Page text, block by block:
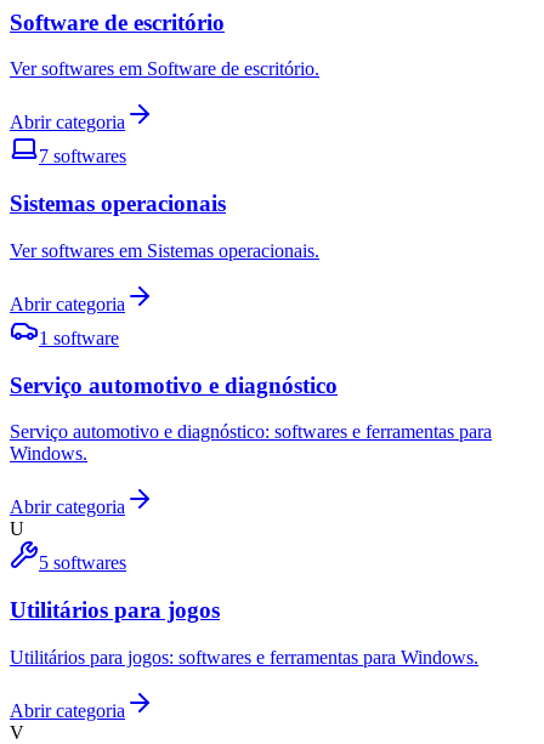
Software de escritório
Ver softwares em Software de escritório.
Abrir categoria
7 softwares
Sistemas operacionais
Ver softwares em Sistemas operacionais.
Abrir categoria
1 software
Serviço automotivo e diagnóstico
Serviço automotivo e diagnóstico: softwares e ferramentas para
Windows.
Abrir categoria
U
5 softwares
Utilitários para jogos
Utilitários para jogos: softwares e ferramentas para Windows.
Abrir categoria
V